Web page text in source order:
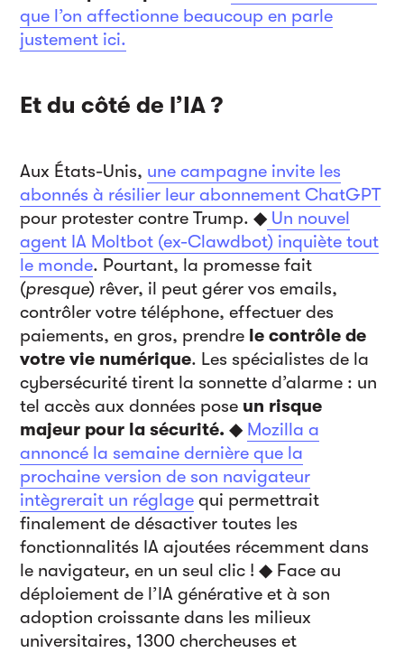
que l’on affectionne beaucoup en parle
justement ici.
Et du côté de l’IA ?
Aux États-Unis, une campagne invite les
abonnésà résilier leur abonnement ChatGPT
pour protester contre Trump. ◆ Un nouvel
agent IA Moltbot (ex-Clawdbot) inquiète tout
le monde. Pourtant, la promesse fait
(presque) rêver, il peut gérer vos emails,
contrôler votre téléphone, effectuer des
paiements, en gros, prendre le contrôle de
votre vie numérique. Les spécialistes de la
cybersécurité tirent la sonnette d’alarme : un
tel accès aux données pose un risque
majeur pour la sécurité. ◆ Mozilla a
annoncé la semaine dernière que la
prochaine version de son navigateur
intègrerait un réglage qui permettrait
finalement de désactiver toutes les
fonctionnalités IA ajoutées récemment dans
le navigateur, en un seul clic ! ◆ Face au
déploiement de l’IA générative et à son
adoption croissante dans les milieux
universitaires, 1300 chercheuses et